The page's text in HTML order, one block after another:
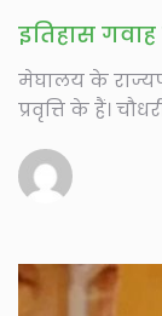
इतिहास
मे­­­घालय के
प्रवृत्ति के हैं।